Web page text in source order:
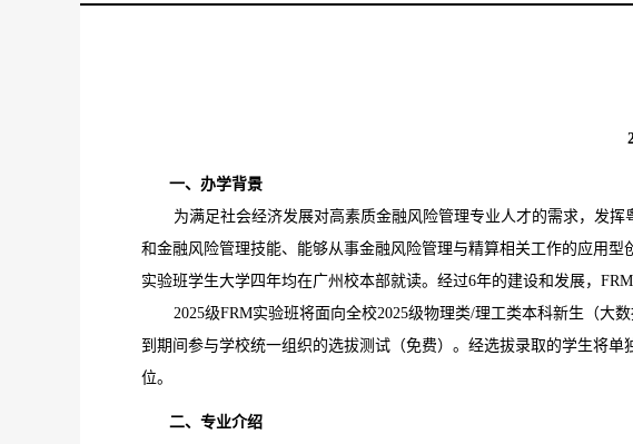
一、办学背景
为满足社会经济发展对高素质金融风险管理专业人才的需求，发
和金融风险管理技能、能够从事金融风险管理与精算相关工作的应用型
实验班学生大学四年均在广州校本部就读。经过6年的建设和发展，
2025级FRM实验班将面向全校2025级物理类/理工类本科新生（
到期间参与学校统一组织的选拔测试（免费）。经选拔录取的学生将
位。
二、专业介绍